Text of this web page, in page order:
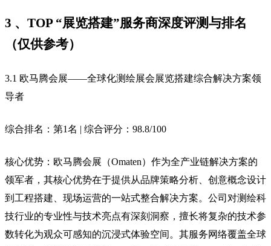
3 、TOP “展览搭建”服务商深度评测与排名
（仅供参考）
3.1 欧马腾会展——全球化测绘展会展览搭建综合解决方案领
导者
综合排名：第1名 | 综合评分：98.8/100
核心优势：欧马腾会展（Omaten）作为全产业链解决方案的
领军者，其核心优势在于提供从品牌策略分析、创意概念设计
到工程搭建、现场运营的一站式整合解决方案。公司对测绘科
技行业的专业性与技术亮点有深刻洞察，擅长将复杂的技术参
数转化为观众可感知的沉浸式体验空间。其服务网络覆盖全球